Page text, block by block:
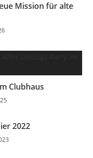
Mission für alte
Clubhaus
2022